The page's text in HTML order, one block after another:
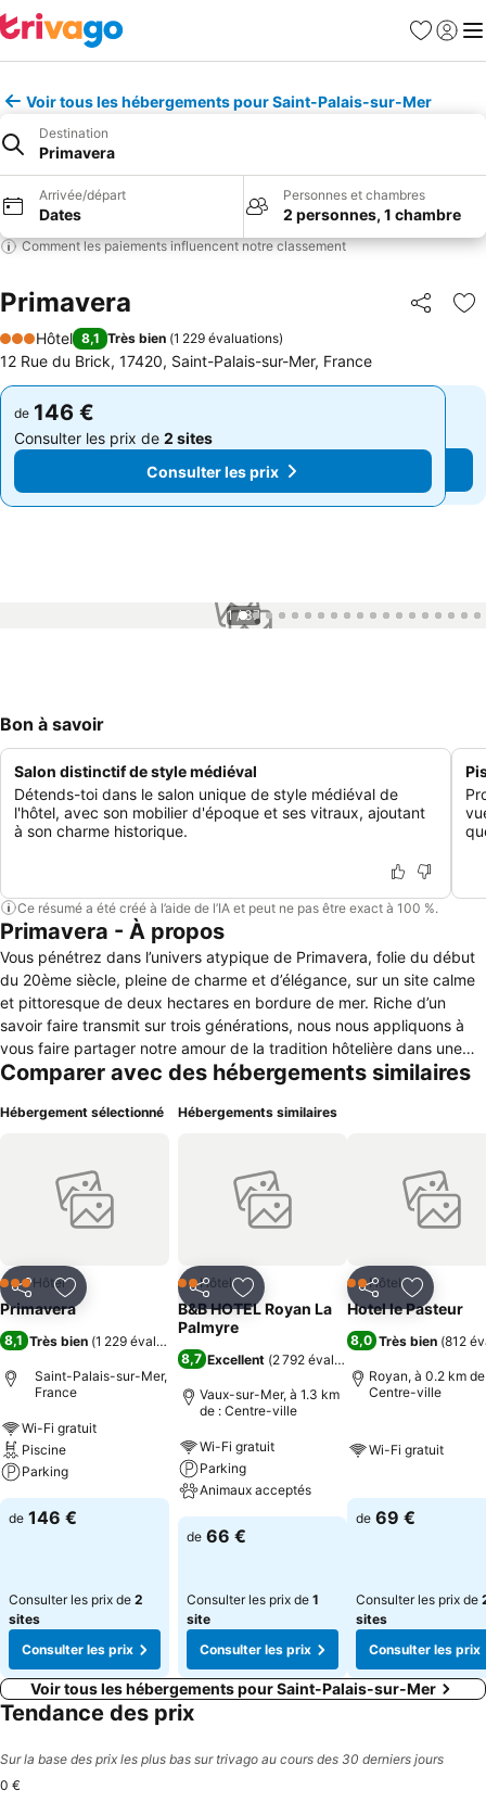
Favoris
Se
Voir tous les hébergements pour Saint-Palais-sur-Mer
Destination
Primavera
Arrivée/départ
Dates
Personnes et chambres
2 personnes, 1 chambre
Comment les paiements influencent notre classement
Primavera Partager
3 Étoiles
Hôtel 8,1 Très bien (1 229 évaluations)
12 Rue du Brick, 17420, Saint-Palais-sur-Mer, France
de 146 €
Consulter les prix de 2 sites
Consulter les prix
de 146 €
Consulter les prix de 2 sites
Consulter les prix
1 / 37
Bon à savoir
Salon distinctif de style médiéval
Détends-toi dans le salon unique de style médiéval de
l'hôtel, avec son mobilier d'époque et ses vitraux, ajoutant
à son charme historique.
Ce résumé a été créé à l’aide de l’IA et peut ne pas être exact à 100 %.
Primavera - À propos
Vous pénétrez dans l’univers atypique de Primavera, folie du début
du 20ème siècle, pleine de charme et d’élégance, sur un site calme
et pittoresque de deux hectares en bordure de mer. Riche d’un
savoir faire transmit sur trois générations, nous nous appliquons à
vous faire partager notre amour de la tradition hôtelière dans une
atmosphère chaleureuse et conviviale et dans un décor mêlant
gratuit, d'une grande piscine intérieure et d'un tennis Quick. Toutes
sèche cheveux...) Notre demeure va devenir pour vous le lieu de
prédilection de vos week-ends en amoureux ou de vos vacances en
Comparer avec des hébergements similaires
Hébergement sélectionné
PartagerAjouter à mes favoris
3 ÉtoilesHôtel
Primavera
8,1 Très bien (1 229 évaluations
Saint-Palais-sur-Mer,
France
Wi-Fi gratuit
Piscine
Parking
de 146 €
Consulter les prix de 2
sites
Consulter les prix
Hébergements similaires
PartagerAjouter à mes favoris
2 Étoiles
Hôtel
B&B HOTEL Royan La
Palmyre
8,7 Excellent (2 792 évaluations
Vaux-sur-Mer, à 1.3 km
de : Centre-ville
Wi-Fi gratuit
Parking
Animaux acceptés
de 66 €
Consulter les prix de 1
site
Consulter les prix
PartagerAjouter
2 Étoiles
Hôtel
Hotel le Pasteur
8,0 Très bien (812
Royan, à 0.2 km
Centre-ville
Wi-Fi gratuit
de 69 €
Consulter les prix de
sites
Consulter les prix
Voir tous les hébergements pour Saint-Palais-sur-Mer
Tendance des prix
Sur la base des prix les plus bas sur trivago au cours des 30 derniers jours
0 €